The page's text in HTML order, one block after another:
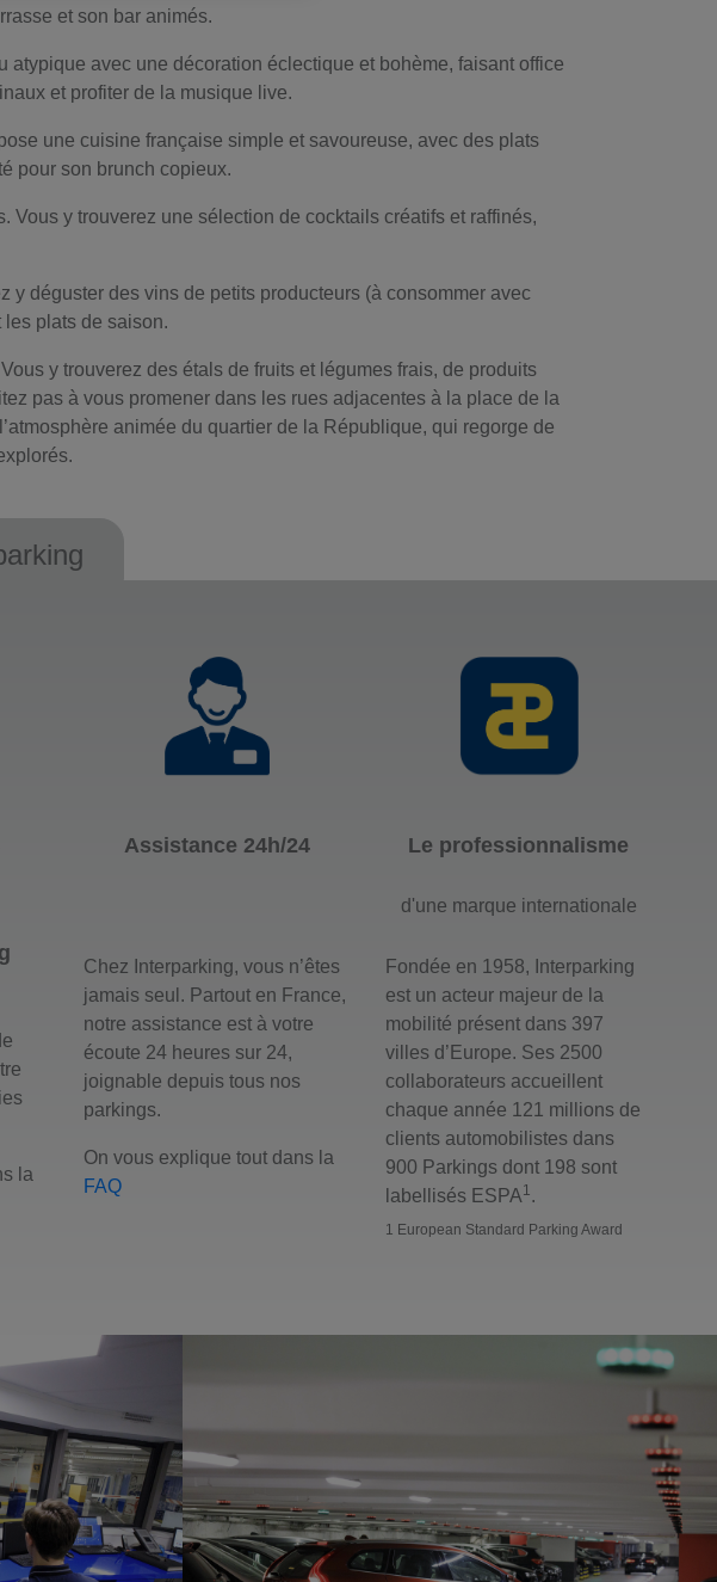
et son bar animés.
atypique avec une décoration éclectique et bohème, faisant office
et profiter de la musique live.
une cuisine française simple et savoureuse, avec des plats
pour son brunch copieux.
Vous y trouverez une sélection de cocktails créatifs et raffinés,
y déguster des vins de petits producteurs (à consommer avec
plats de saison.
y trouverez des étals de fruits et légumes frais, de produits
pas à vous promener dans les rues adjacentes à la place de la
animée du quartier de la République, qui regorge de
la
Assistance 24h/24
Chez Interparking, vous n’êtes
jamais seul. Partout en France,
notre assistance est à votre
écoute 24 heures sur 24,
joignable depuis tous nos
parkings.
On vous explique tout dans la
FAQ
Le professionnalisme
d'une marque internationale
Fondée en 1958, Interparking
est un acteur majeur de la
mobilité présent dans 397
villes d’Europe. Ses 2500
collaborateurs accueillent
chaque année 121 millions de
clients automobilistes dans
900 Parkings dont 198 sont
labellisés ESPA1.
1 European Standard Parking Award